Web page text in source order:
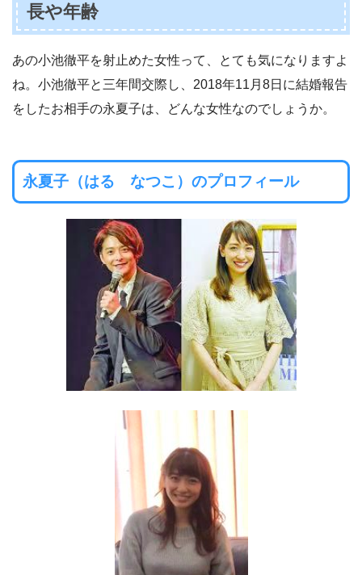
長や年齢
あの小池徹平を射止めた女性って、とても気になりますよ
ね。小池徹平と三年間交際し、2018年11月8日に結婚報告
をしたお相手の永夏子は、どんな女性なのでしょうか。
永夏子（はる なつこ）のプロフィール